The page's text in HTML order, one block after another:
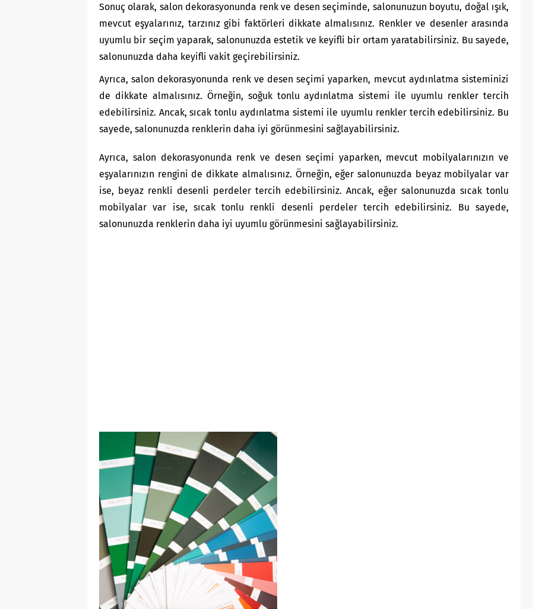
Sonuç olarak, salon dekorasyonunda renk ve desen seçiminde, salonunuzun boyutu, doğal ışık,
mevcut eşyalarınız, tarzınız gibi faktörleri dikkate almalısınız. Renkler ve desenler arasında
uyumlu bir seçim yaparak, salonunuzda estetik ve keyifli bir ortam yaratabilirsiniz. Bu sayede,
salonunuzda daha keyifli vakit geçirebilirsiniz.
Ayrıca, salon dekorasyonunda renk ve desen seçimi yaparken, mevcut aydınlatma sisteminizi
de dikkate almalısınız. Örneğin, soğuk tonlu aydınlatma sistemi ile uyumlu renkler tercih
edebilirsiniz. Ancak, sıcak tonlu aydınlatma sistemi ile uyumlu renkler tercih edebilirsiniz. Bu
sayede, salonunuzda renklerin daha iyi görünmesini sağlayabilirsiniz.
Ayrıca, salon dekorasyonunda renk ve desen seçimi yaparken, mevcut mobilyalarınızın ve
eşyalarınızın rengini de dikkate almalısınız. Örneğin, eğer salonunuzda beyaz mobilyalar var
ise, beyaz renkli desenli perdeler tercih edebilirsiniz. Ancak, eğer salonunuzda sıcak tonlu
mobilyalar var ise, sıcak tonlu renkli desenli perdeler tercih edebilirsiniz. Bu sayede,
salonunuzda renklerin daha iyi uyumlu görünmesini sağlayabilirsiniz.